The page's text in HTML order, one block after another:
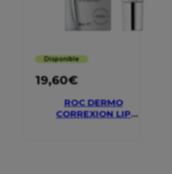
Disponible
19,60€
ROC DERMO
CORREXION LIP